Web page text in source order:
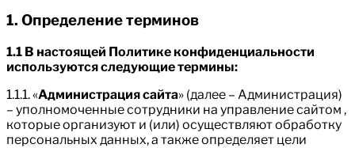
1. Определение терминов
1.1 В настоящей Политике конфиденциальности
используются следующие термины:
1.1.1. «Администрация сайта» (далее – Администрация)
– уполномоченные сотрудники на управление сайтом ,
которые организуют и (или) осуществляют обработку
персональных данных, а также определяет цели